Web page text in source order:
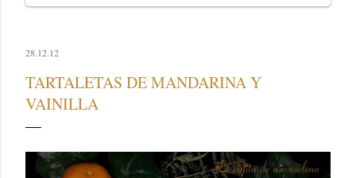
28.12.12
TARTALETAS DE MANDARINA Y
VAINILLA